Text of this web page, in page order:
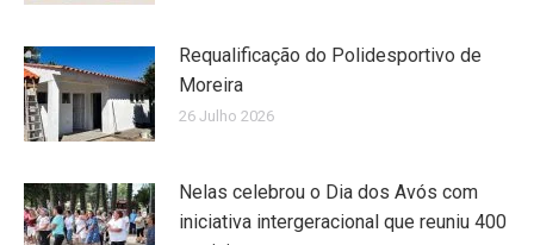
Requalificação do Polidesportivo de
Moreira
26 Julho 2026
Nelas celebrou o Dia dos Avós com
iniciativa intergeracional que reuniu 400